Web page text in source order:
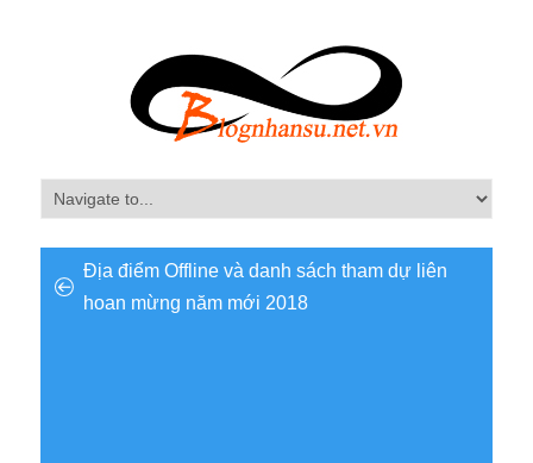
Địa điểm Offline và danh sách tham dự liên
hoan mừng năm mới 2018